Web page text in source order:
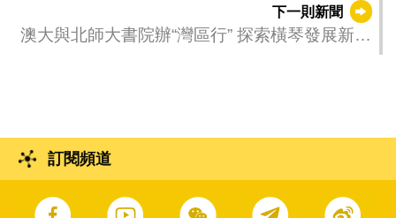
下一則新聞
澳大與北師大書院辦“灣區行” 探索橫琴發展新機
訂閱頻道